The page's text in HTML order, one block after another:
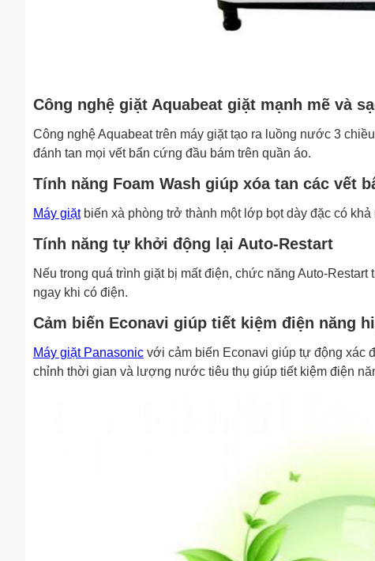
Công nghệ giặt Aquabeat giặt mạnh mẽ và
Công nghệ Aquabeat trên máy giặt tạo ra luồng nước 3
đánh tan mọi vết bẩn cứng đầu bám trên quần áo.
Tính năng Foam Wash giúp xóa tan các vết
Máy giặtbiến xà phòng trở thành một lớp bọt dày đặc có
Tính năng tự khởi động lại Auto-Restart
Nếu trong quá trình giặt bị mất điện, chức năng Auto-
ngay khi có điện.
Cảm biến Econavi giúp tiết kiệm điện năng
Máy giặt Panasonic với cảm biến Econavi giúp tự động xác
chỉnh thời gian và lượng nước tiêu thụ giúp tiết kiệm điện